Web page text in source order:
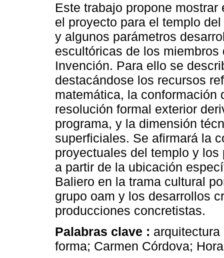
Este trabajo propone mostrar
el proyecto para el templo
y algunos parámetros
escultóricas de los
Invención. Para ello se
destacándose los recursos
matemática, la conformación
resolución formal exterior
programa, y la dimensión
superficiales. Se afirmará la
proyectuales del templo y
a partir de la ubicación
Baliero en la trama cultural
grupo oam y los desarrollos
producciones concretistas.
Palabras clave :
forma; Carmen Córdova;